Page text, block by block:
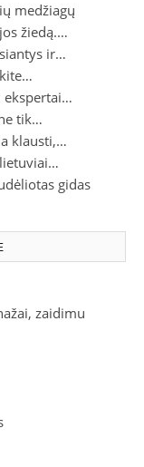
medžiagų
žiedą.…
ir…
ekspertai…
tik…
klausti,…
gidas
zaidimu